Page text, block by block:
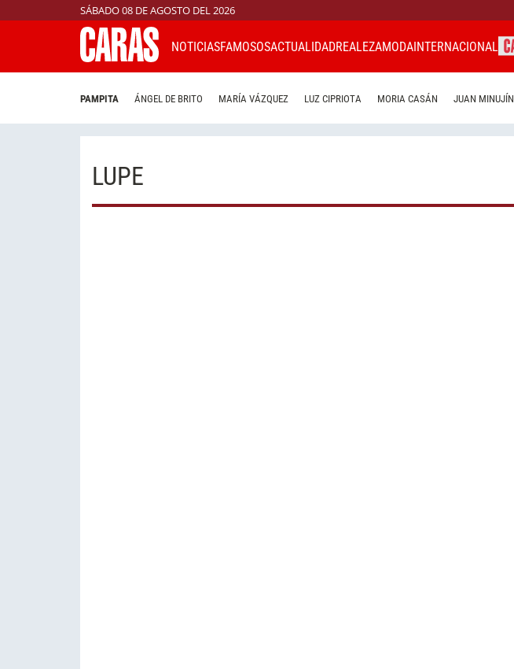
SÁBADO 08 DE AGOSTO DEL 2026
NOTICIASFAMOSOSACTUALIDADREALEZAMODAINTERNACIONAL
PAMPITA ÁNGEL DE BRITO MARÍA VÁZQUEZ LUZ CIPRIOTA MORIA CASÁN JUAN MINUJÍN
LUPE